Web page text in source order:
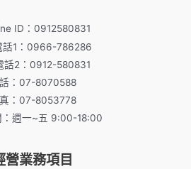
ID：0912580831
話1：0966-786286
話2：0912-580831
：07-8070588
：07-8053778
：週一~五 9:00-18:00
營業務項目